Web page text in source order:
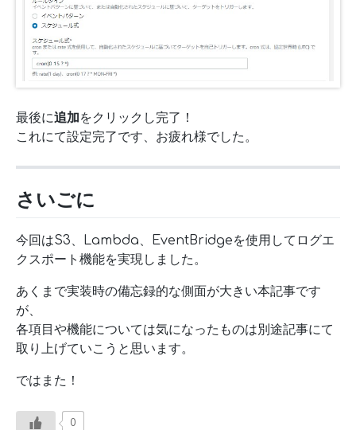
最後に追加をクリックし完了！
これにて設定完了です、お疲れ様でした。
さいごに
今回はS3、Lambda、EventBridgeを使用してログエ
クスポート機能を実現しました。
あくまで実装時の備忘録的な側面が大きい本記事です
が、
各項目や機能については気になったものは別途記事にて
取り上げていこうと思います。
ではまた！
0